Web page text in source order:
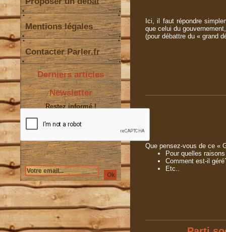
Mentions légales
Contacter Parler.fr
Derniers articles
Newsletter
Restez informé !
Ici, il faut répondre
que celui du
(pour débattre du « grand
Que pensez-vous de ce «
Pour quelles
Comment est-il
Etc..